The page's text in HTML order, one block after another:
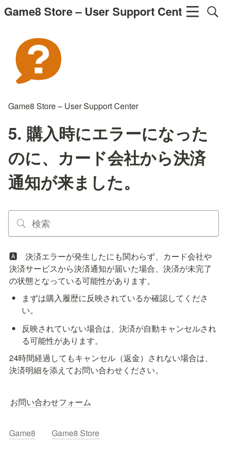
Game8 Store – User Support Center
Game8 Store – User Support Center
5. 購入時にエラーになった
のに、カード会社から決済
通知が来ました。
🅰️　決済エラーが発生したにも関わらず、カード会社や
決済サービスから決済通知が届いた場合、決済が未完了
の状態となっている可能性があります。
まずは購入履歴に反映されているか確認してくださ
い。
反映されていない場合は、決済が自動キャンセルされ
る可能性があります。
24時間経過してもキャンセル（返金）されない場合は、
決済明細を添えてお問い合わせください。
お問い合わせフォーム
Game8 Game8 Store